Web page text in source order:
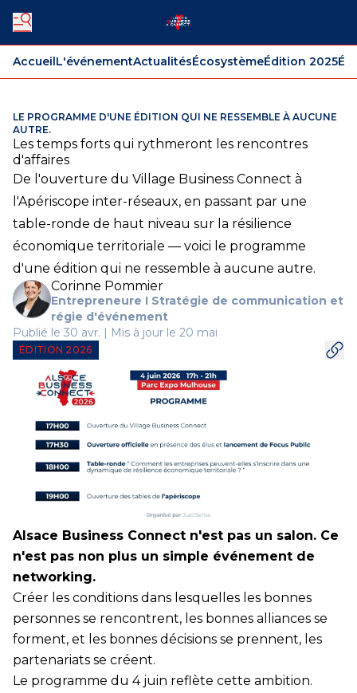
AccueilL'événementActualitésÉcosystèmeÉdition 2025
LE PROGRAMME D'UNE ÉDITION QUI NE RESSEMBLE À AUCUNE
AUTRE.
Les temps forts qui rythmeront les rencontres
d'affaires
De l'ouverture du Village Business Connect à
l'Apériscope inter-réseaux, en passant par une
table-ronde de haut niveau sur la résilience
économique territoriale — voici le programme
d'une édition qui ne ressemble à aucune autre.
Corinne Pommier
Entrepreneure I Stratégie de communication et
régie d'événement
Publié le 30 avr. | Mis à jour le 20 mai
ÉDITION 2026
Alsace Business Connect n'est pas un salon. Ce
n'est pas non plus un simple événement de
networking.
Créer les conditions dans lesquelles les bonnes
personnes se rencontrent, les bonnes alliances se
forment, et les bonnes décisions se prennent, les
partenariats se créent.
Le programme du 4 juin reflète cette ambition.